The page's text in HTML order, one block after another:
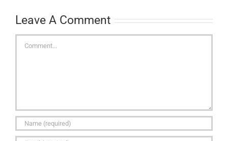
Leave A Comment